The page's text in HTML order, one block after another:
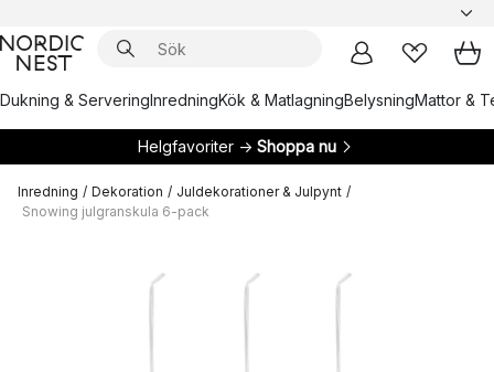
Dukning & ServeringInredningKök & MatlagningBelysningMattor &
Helgfavoriter → Shoppa nu
Inredning / Dekoration / Juldekorationer & Julpynt /
Snowing julgranskula 6-pack